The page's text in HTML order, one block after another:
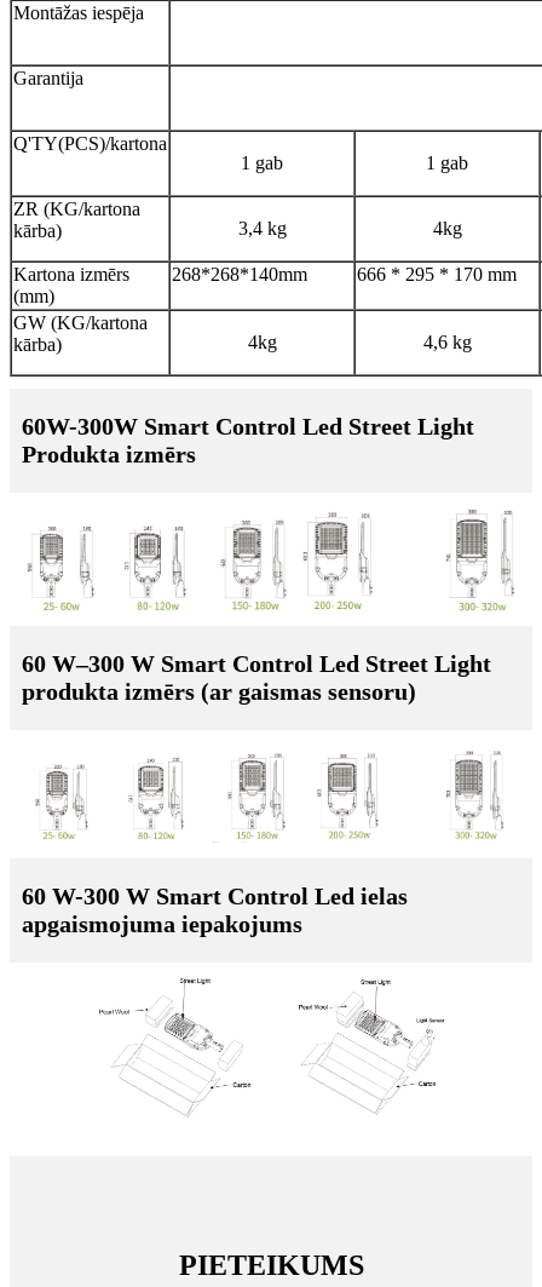
Montāžas iespēja
Garantija
Q'TY(PCS)/kartona
1 gab
1 gab
ZR (KG/kartona
kārba)
3,4 kg 4kg
Kartona izmērs
(mm)
268*268*140mm 666 * 295 * 170 mm
GW (KG/kartona
kārba)
4kg 4,6 kg
60W-300W Smart Control Led Street Light
Produkta izmērs
60 W–300 W Smart Control Led Street Light
produkta izmērs (ar gaismas sensoru)
60 W-300 W Smart Control Led ielas
apgaismojuma iepakojums
PIETEIKUMS